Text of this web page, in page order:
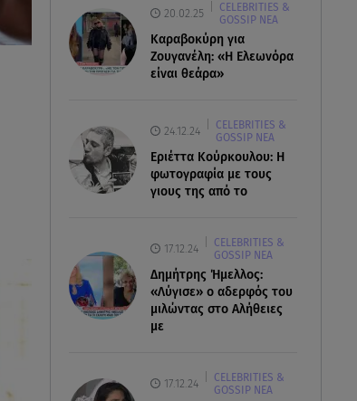
20.02.25
CELEBRITIES &
GOSSIP ΝΕΑ
Καραβοκύρη για
Ζουγανέλη: «Η Ελεωνόρα
είναι θεάρα»
24.12.24
CELEBRITIES &
GOSSIP ΝΕΑ
Εριέττα Κούρκουλου: Η
φωτογραφία με τους
γιους της από το
17.12.24
CELEBRITIES &
GOSSIP ΝΕΑ
Δημήτρης Ήμελλος:
«Λύγισε» ο αδερφός του
μιλώντας στο Αλήθειες
με
17.12.24
CELEBRITIES &
GOSSIP ΝΕΑ